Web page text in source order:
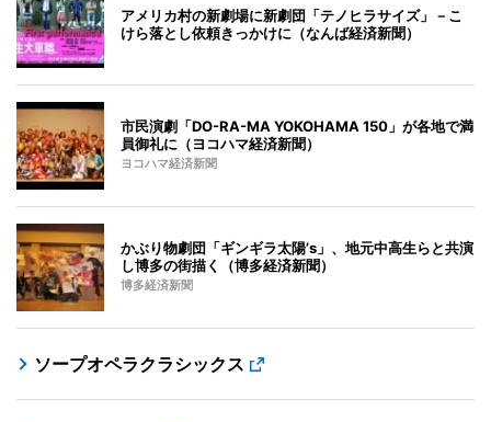
アメリカ村の新劇場に新劇団「テノヒラサイズ」－こ
けら落とし依頼きっかけに（なんば経済新聞）
市民演劇「DO-RA-MA YOKOHAMA 150」が各地で満
員御礼に（ヨコハマ経済新聞）
ヨコハマ経済新聞
かぶり物劇団「ギンギラ太陽’s」、地元中高生らと共演
し博多の街描く（博多経済新聞）
博多経済新聞
ソープオペラクラシックス